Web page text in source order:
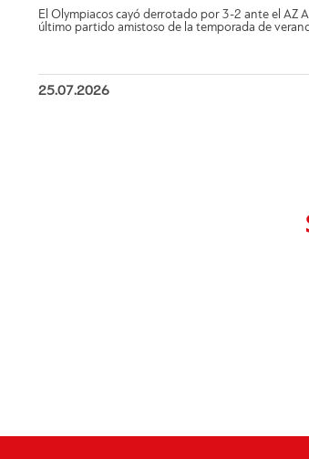
El Olympiacos cayó derrotado por 3-2 ante el AZ
último partido amistoso de la temporada de
25.07.2026